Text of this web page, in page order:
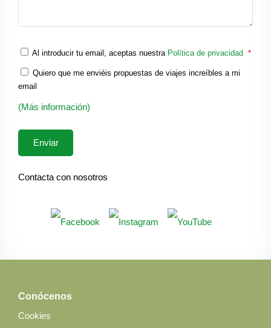
Al introducir tu email, aceptas nuestra Política de privacidad *
Quiero que me enviéis propuestas de viajes increíbles a mi
email
(Más información)
Contacta con nosotros
Conócenos
Cookies